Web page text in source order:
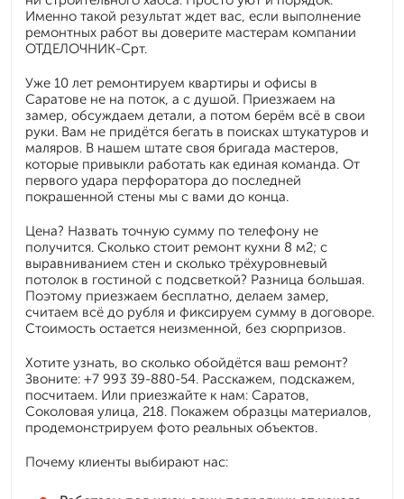
Именно такой результат ждет вас, если выполнение
ремонтных работ вы доверите мастерам компании
ОТДЕЛОЧНИК-Срт.
Уже 10 лет ремонтируем квартиры и офисы в
Саратове не на поток, а с душой. Приезжаем на
замер, обсуждаем детали, а потом берём всё в свои
руки. Вам не придётся бегать в поисках штукатуров и
маляров. В нашем штате своя бригада мастеров,
которые привыкли работать как единая команда. От
первого удара перфоратора до последней
покрашенной стены мы с вами до конца.
Цена? Назвать точную сумму по телефону не
получится. Сколько стоит ремонт кухни 8 м2; с
выравниванием стен и сколько трёхуровневый
потолок в гостиной с подсветкой? Разница большая.
Поэтому приезжаем бесплатно, делаем замер,
считаем всё до рубля и фиксируем сумму в договоре.
Стоимость остается неизменной, без сюрпризов.
Хотите узнать, во сколько обойдётся ваш ремонт?
Звоните: +7 993 39-880-54. Расскажем, подскажем,
посчитаем. Или приезжайте к нам: Саратов,
Соколовая улица, 218. Покажем образцы материалов,
продемонстрируем фото реальных объектов.
Почему клиенты выбирают нас: